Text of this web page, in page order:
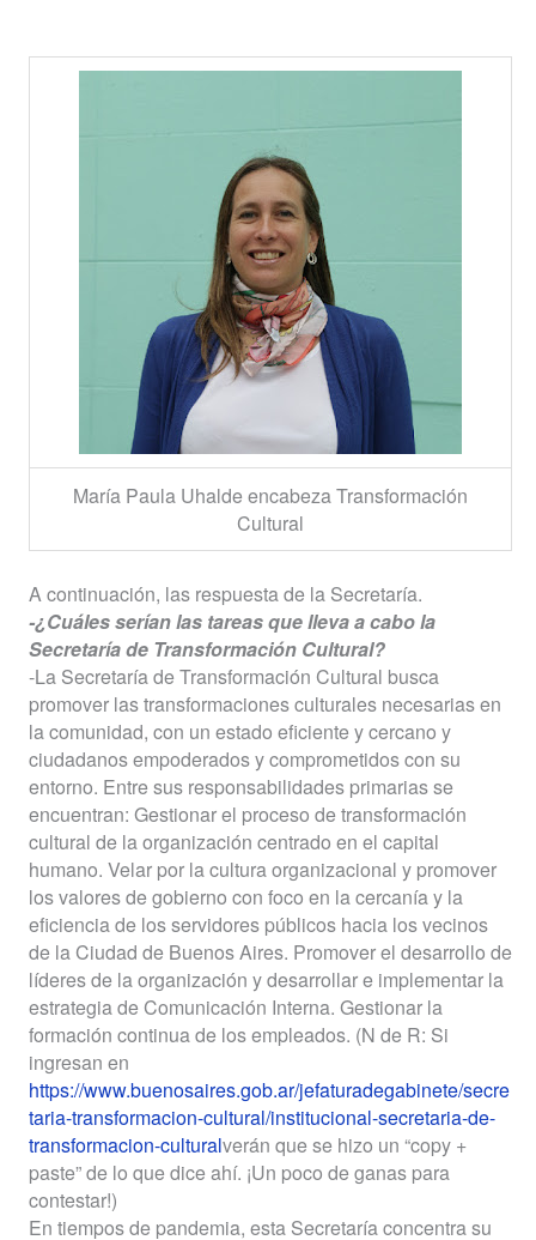
María Paula Uhalde encabeza Transformación
Cultural
A continuación, las respuesta de la Secretaría.
-¿Cuáles serían las tareas que lleva a cabo la
Secretaría de Transformación Cultural?
-La Secretaría de Transformación Cultural busca
promover las transformaciones culturales necesarias en
la comunidad, con un estado eficiente y cercano y
ciudadanos empoderados y comprometidos con su
entorno. Entre sus responsabilidades primarias se
encuentran: Gestionar el proceso de transformación
cultural de la organización centrado en el capital
humano. Velar por la cultura organizacional y promover
los valores de gobierno con foco en la cercanía y la
eficiencia de los servidores públicos hacia los vecinos
de la Ciudad de Buenos Aires. Promover el desarrollo de
líderes de la organización y desarrollar e implementar la
estrategia de Comunicación Interna. Gestionar la
formación continua de los empleados. (N de R: Si
ingresan en
https://www.buenosaires.gob.ar/jefaturadegabinete/secre
taria-transformacion-cultural/institucional-secretaria-de-
transformacion-culturalverán que se hizo un “copy +
paste” de lo que dice ahí. ¡Un poco de ganas para
contestar!)
En tiempos de pandemia, esta Secretaría concentra su